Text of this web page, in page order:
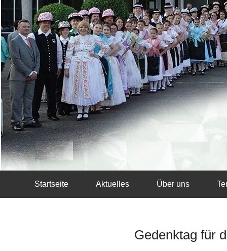
Startseite Aktuelles Über uns
Gedenktag für